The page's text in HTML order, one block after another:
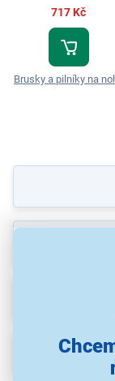
717 Kč
Brusky a pilníky na